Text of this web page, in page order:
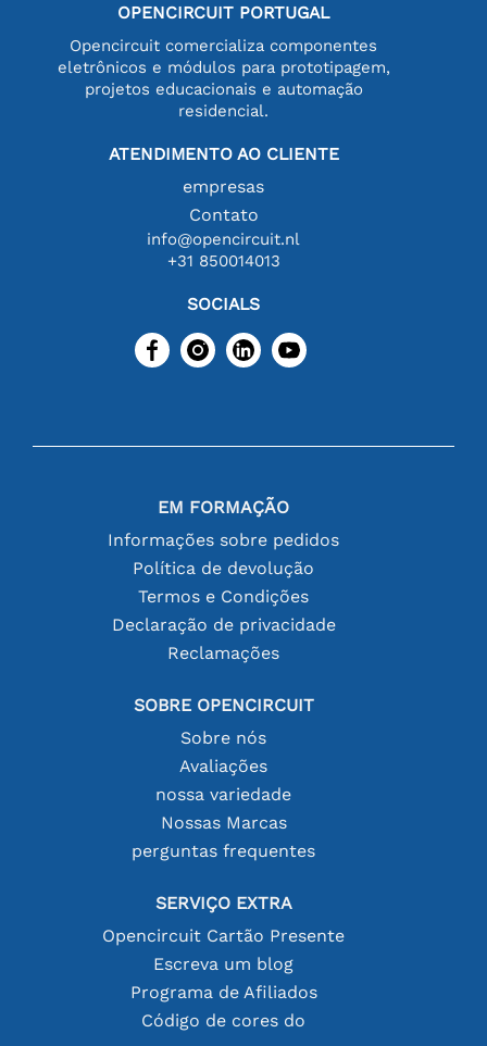
OPENCIRCUIT PORTUGAL
Opencircuit comercializa componentes
eletrônicos e módulos para prototipagem,
projetos educacionais e automação
residencial.
ATENDIMENTO AO CLIENTE
empresas
Contato
info@opencircuit.nl
+31 850014013
SOCIALS
EM FORMAÇÃO
Informações sobre pedidos
Política de devolução
Termos e Condições
Declaração de privacidade
Reclamações
SOBRE OPENCIRCUIT
Sobre nós
Avaliações
nossa variedade
Nossas Marcas
perguntas frequentes
SERVIÇO EXTRA
Opencircuit Cartão Presente
Escreva um blog
Programa de Afiliados
Código de cores do